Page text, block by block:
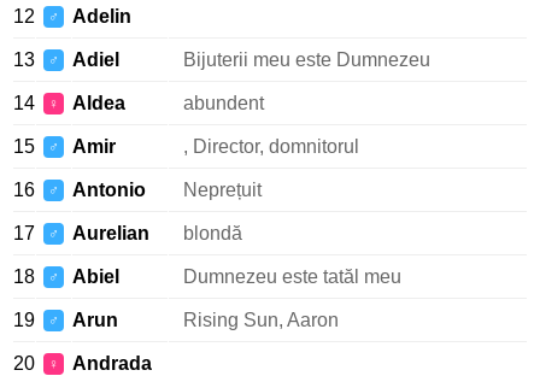
12 ♂ Adelin
13 ♂ Adiel Bijuterii meu este Dumnezeu
14 ♀ Aldea abundent
15 ♂ Amir , Director, domnitorul
16 ♂ Antonio Neprețuit
17 ♂ Aurelian blondă
18 ♂ Abiel Dumnezeu este tatăl meu
19 ♂ Arun Rising Sun, Aaron
20 ♀ Andrada